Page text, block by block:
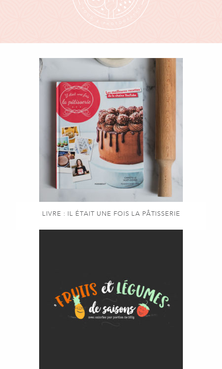
LIVRE : IL ÉTAIT UNE FOIS LA PÂTISSERIE